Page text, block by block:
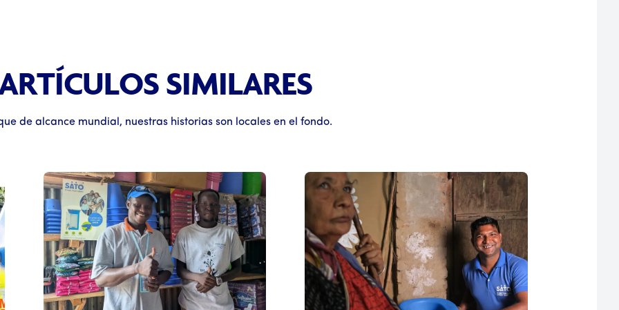
SIMILARES
de alcance mundial, nuestras historias son locales en el fondo.